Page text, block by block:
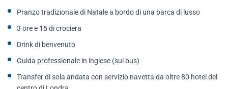
Pranzo tradizionale di Natale a bordo di una barca di lusso
3 ore e 15 di crociera
Drink di benvenuto
Guida professionale in inglese (sul bus)
Transfer di sola andata con servizio navetta da oltre 80 hotel del